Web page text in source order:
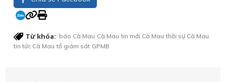
Từ khóa: báo Cà Mau Cà Mau tin mới Cà Mau thời sự Cà Mau
tin tức Cà Mau tổ giám sát GPMB